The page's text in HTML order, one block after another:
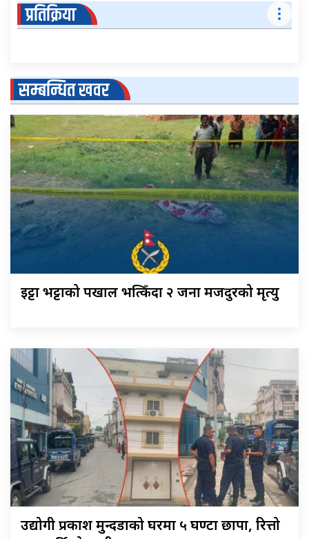
प्रतिक्रिया
सम्बन्धित खवर
इट्टा भट्टाको पर्खाल भत्किँदा २ जना मजदुरको मृत्यु
उद्योगी प्रकाश मुन्दडाको घरमा ५ घण्टा छापा, रित्तो